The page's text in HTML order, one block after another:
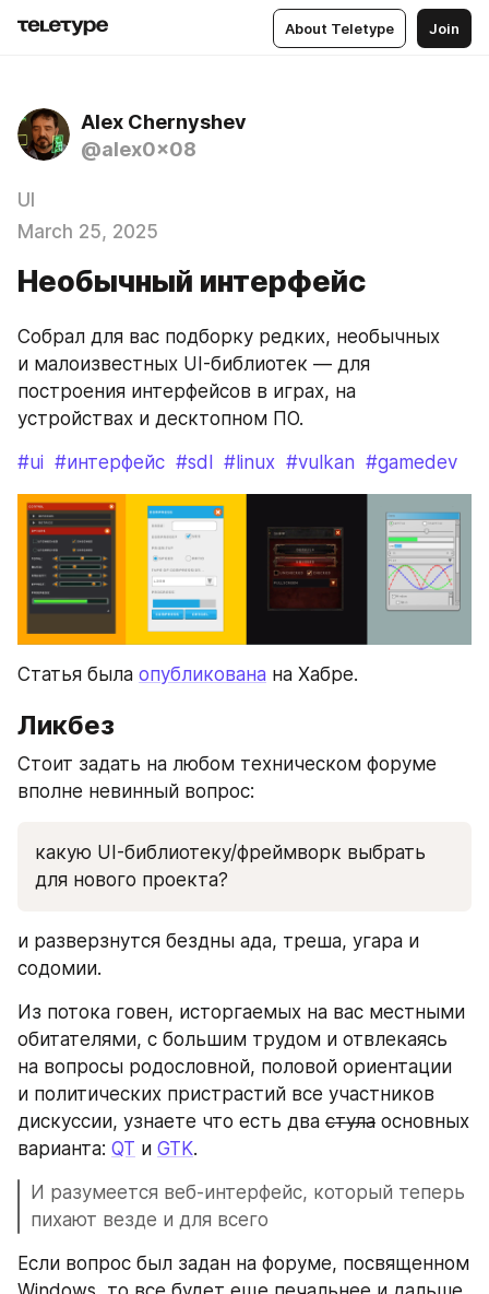
About Teletype Join
Alex Chernyshev
@alex0x08
UI
March 25, 2025
Необычный интерфейс
Собрал для вас подборку редких, необычных
и малоизвестных UI-библиотек — для
построения интерфейсов в играх, на
устройствах и десктопном ПО.
#ui #интерфейс #sdl #linux #vulkan #gamedev
Статья была опубликована на Хабре.
Ликбез
Стоит задать на любом техническом форуме
вполне невинный вопрос:
какую UI-библиотеку/фреймворк выбрать
для нового проекта?
и разверзнутся бездны ада, треша, угара и
содомии.
Из потока говен, исторгаемых на вас местными
обитателями, с большим трудом и отвлекаясь
на вопросы родословной, половой ориентации
и политических пристрастий все участников
дискуссии, узнаете что есть два стула основных
варианта: QT и GTK.
И разумеется веб-интерфейс, который теперь
пихают везде и для всего
Если вопрос был задан на форуме, посвященном